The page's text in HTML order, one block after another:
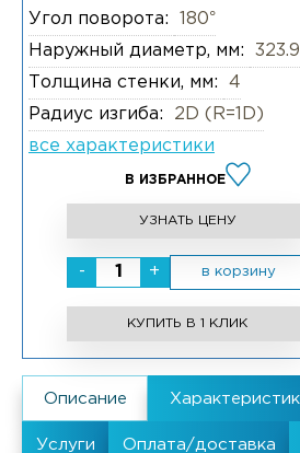
Угол поворота:
180°
Наружный диаметр, мм:
323.9
Толщина стенки, мм:
4
Радиус изгиба:
2D (R=1D)
все характеристики
В ИЗБРАННОЕ
УЗНАТЬ ЦЕНУ
- + в корзину
КУПИТЬ В 1 КЛИК